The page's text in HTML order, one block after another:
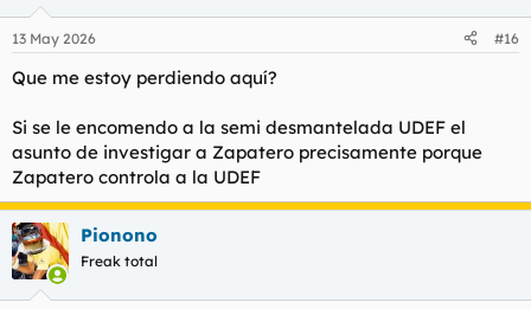
e
:
13 May 2026 #16
Que me estoy perdiendo aquí?
Si se le encomendo a la semi desmantelada UDEF el
asunto de investigar a Zapatero precisamente porque
Zapatero controla a la UDEF
Pionono
Freak total